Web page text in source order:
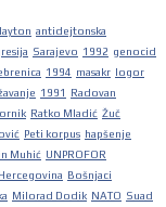
antidejtonska
Sarajevo 1992 genocid
1994 masakr logor
1991
Radovan
Ratko Mladić Žuč
Peti korpus hapšenje
Muhić UNPROFOR
Bošnjaci
Milorad Dodik NATO Suad